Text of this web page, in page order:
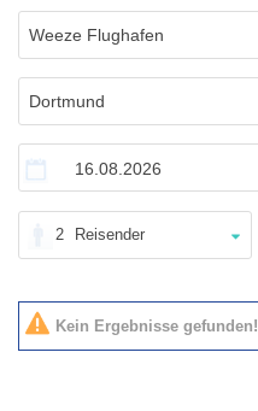
2 Reisender
Kein Ergebnisse gefunden!